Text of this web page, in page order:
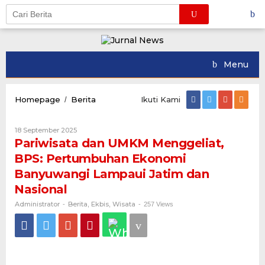
Skip
content
Menu
Homepage / Berita
BPS:
Pertumbuhan
Ekonomi
Banyuwangi
dan
Nasional
Ikuti Kami
18 September 2025Oleh
Administrator
Pariwisata dan UMKM Menggeliat,
BPS: Pertumbuhan Ekonomi
Banyuwangi Lampaui Jatim dan
Nasional
Administrator - Berita Ekbis Wisata - 257 Views